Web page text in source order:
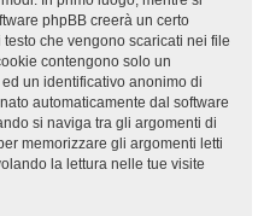
phpBB creerà un certo
che vengono scaricati nei file
contengono solo un
un identificativo anonimo di
automaticamente dal software
si naviga tra gli argomenti di
memorizzare gli argomenti letti
la lettura nelle tue visite